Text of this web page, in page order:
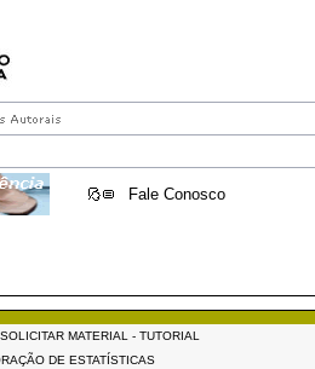
Fale Conosco
MATERIAL - TUTORIAL
DE ESTATÍSTICAS